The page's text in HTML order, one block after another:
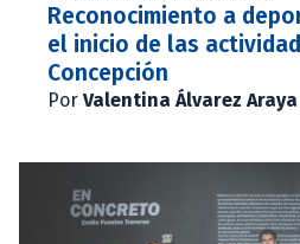
Reconocimiento a
el inicio de las
Concepción
Por Valentina Álvarez Araya